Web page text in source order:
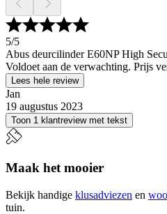
5/5
Abus deurcilinder E60NP High
Voldoet aan de verwachting. Prijs
Lees hele review
Jan
19 augustus 2023
Toon 1 klantreview met tekst
Maak het mooier
Bekijk handige klusadviezen en
tuin.